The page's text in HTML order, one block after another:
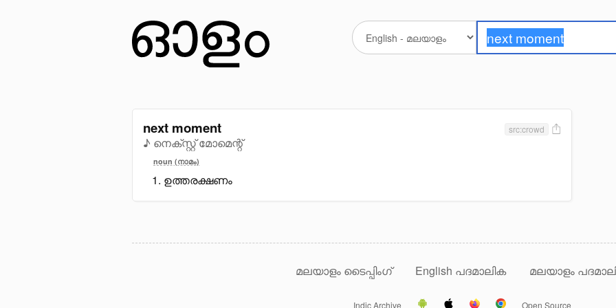
next moment
♪ നെക്സ്റ്റ് മോമെന്റ്
src:crowd
noun (നാമം)
ഉത്തരക്ഷണം
മലയാളം ടൈപ്പിംഗ് English പദമാലിക മലയാളം
Indic Archive Open Source